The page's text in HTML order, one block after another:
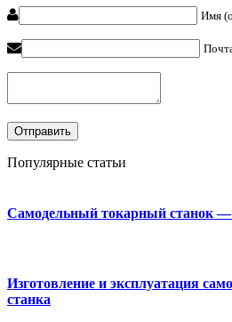
Имя
Популярные статьи
Самодельный токарный станок
Изготовление и эксплуатация
станка